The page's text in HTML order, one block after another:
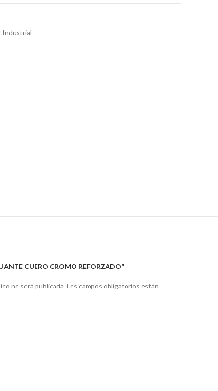
Industrial
CUERO CROMO REFORZADO”
no será publicada. Los campos obligatorios están